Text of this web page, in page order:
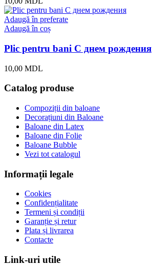
Adaugă în preferate
Adaugă în coș
Plic pentru bani С днем рождения
10,00 MDL
Catalog produse
Compoziții din baloane
Decorațiuni din Baloane
Baloane din Latex
Baloane din Folie
Baloane Bubble
Vezi tot catalogul
Informații legale
Cookies
Confidențialitate
Termeni și condiții
Garanție și retur
Plata și livrarea
Contacte
Link-uri utile